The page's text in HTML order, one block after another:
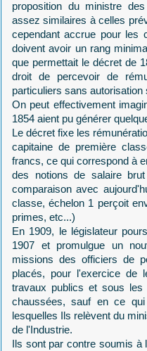
proposition du ministre
assez similaires à celles
cependant accrue pour les
doivent avoir un rang
que permettait le décret de
droit de percevoir de
particuliers sans
On peut effectivement
1854 aient pu générer
Le décret fixe les
capitaine de première
francs, ce qui correspond à
des notions de salaire
comparaison avec
classe, échelon 1 perçoit
primes, etc...)
En 1909, le législateur
1907 et promulgue un
missions des officiers de
placés, pour l'exercice de
travaux publics et sous
chaussées, sauf en ce
lesquelles Ils relèvent du
de l'Industrie.
Ils sont par contre soumis à